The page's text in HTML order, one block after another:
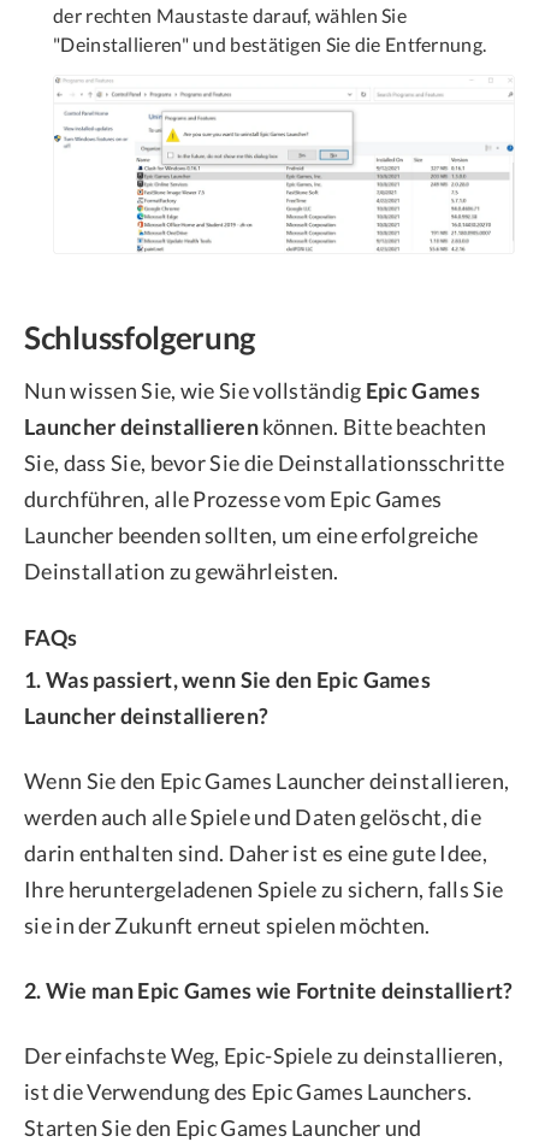
der rechten Maustaste darauf, wählen Sie
"Deinstallieren" und bestätigen Sie die Entfernung.
Schlussfolgerung
Nun wissen Sie, wie Sie vollständig Epic Games
Launcher deinstallierenkönnen. Bitte beachten
Sie, dass Sie, bevor Sie die Deinstallationsschritte
durchführen, alle Prozesse vom Epic Games
Launcher beenden sollten, um eine erfolgreiche
Deinstallation zu gewährleisten.
FAQs
1. Was passiert, wenn Sie den Epic Games
Launcher deinstallieren?
Wenn Sie den Epic Games Launcher deinstallieren,
werden auch alle Spiele und Daten gelöscht, die
darin enthalten sind. Daher ist es eine gute Idee,
Ihre heruntergeladenen Spiele zu sichern, falls Sie
sie in der Zukunft erneut spielen möchten.
2. Wie man Epic Games wie Fortnite deinstalliert?
Der einfachste Weg, Epic-Spiele zu deinstallieren,
ist die Verwendung des Epic Games Launchers.
Starten Sie den Epic Games Launcher und